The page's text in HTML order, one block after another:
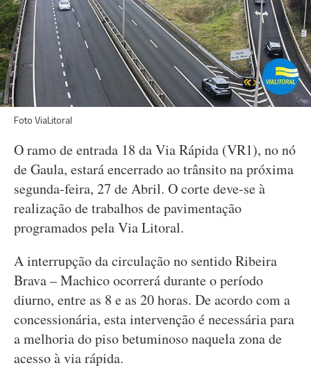
Foto ViaLitoral
O ramo de entrada 18 da Via Rápida (VR1), no nó
de Gaula, estará encerrado ao trânsito na próxima
segunda-feira, 27 de Abril. O corte deve-se à
realização de trabalhos de pavimentação
programados pela Via Litoral.
A interrupção da circulação no sentido Ribeira
Brava – Machico ocorrerá durante o período
diurno, entre as 8 e as 20 horas. De acordo com a
concessionária, esta intervenção é necessária para
a melhoria do piso betuminoso naquela zona de
acesso à via rápida.